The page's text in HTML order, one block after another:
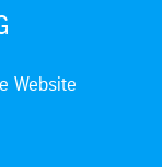
Website